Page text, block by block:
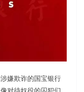
嫌欺诈的国宝银行